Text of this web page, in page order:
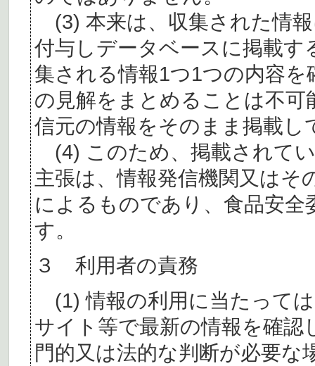
(3) 本来は、収集された情
付与しデータベースに掲載
集される情報1つ1つの内容
の見解をまとめることは不
信元の情報をそのまま掲載し
(4) このため、掲載されて
主張は、情報発信機関又はそ
によるものであり、食品安
す。
３ 利用者の責務
(1) 情報の利用に当たって
サイト等で最新の情報を確認
門的又は法的な判断が必要